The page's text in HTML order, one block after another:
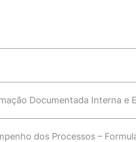
Documentada Interna e
enho dos Processos –